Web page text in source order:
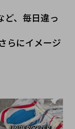
ど、毎日違っ
らにイメージ